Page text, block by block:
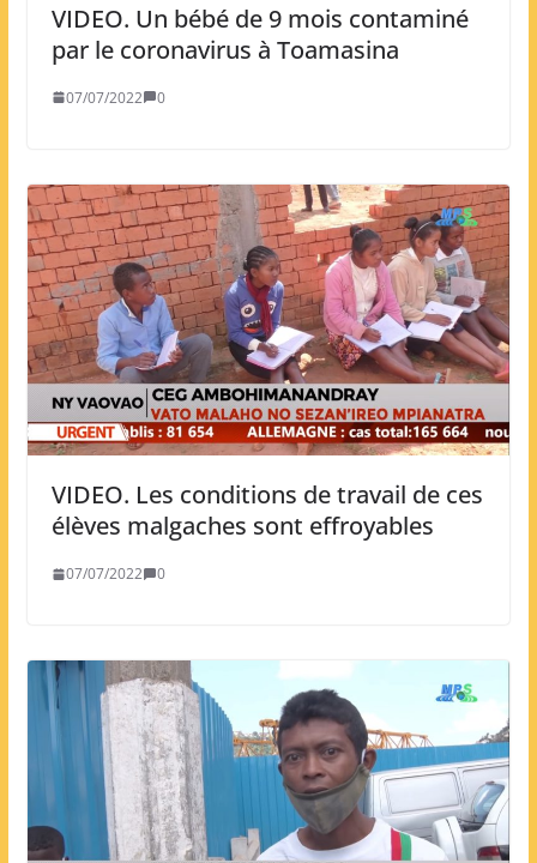
VIDEO. Un bébé de 9 mois contaminé
par le coronavirus à Toamasina
07/07/2022 0
VIDEO. Les conditions de travail de ces
élèves malgaches sont effroyables
07/07/2022 0